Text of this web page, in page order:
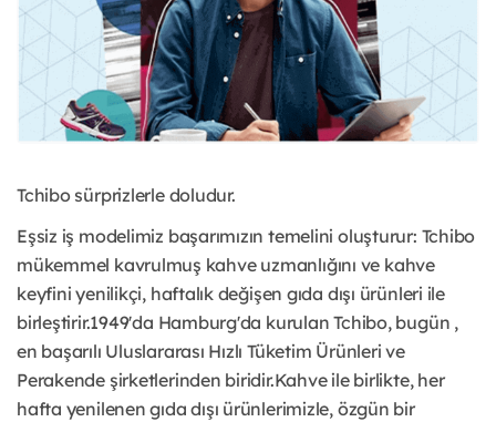
Tchibo sürprizlerle doludur.
Eşsiz iş modelimiz başarımızın temelini oluşturur: Tchibo
mükemmel kavrulmuş kahve uzmanlığını ve kahve
keyfini yenilikçi, haftalık değişen gıda dışı ürünleri ile
birleştirir.1949'da Hamburg'da kurulan Tchibo, bugün ,
en başarılı Uluslararası Hızlı Tüketim Ürünleri ve
Perakende şirketlerinden biridir.Kahve ile birlikte, her
hafta yenilenen gıda dışı ürünlerimizle, özgün bir